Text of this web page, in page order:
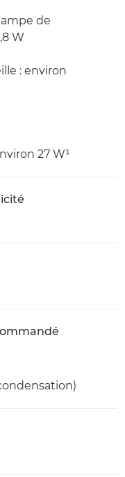
de
W
: environ
27 W¹